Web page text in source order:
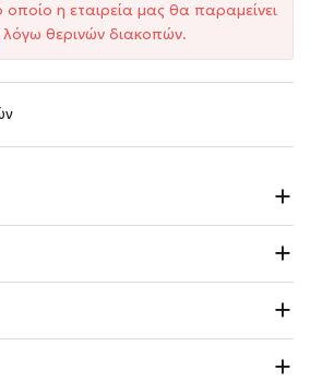
η εταιρεία μας θα παραμείνει
λόγω θερινών διακοπών.